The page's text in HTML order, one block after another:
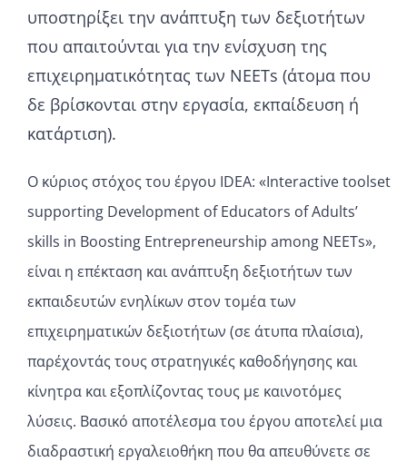
υποστηρίξει την ανάπτυξη των δεξιοτήτων
που απαιτούνται για την ενίσχυση της
επιχειρηματικότητας των NEETs (άτομα που
δε βρίσκονται στην εργασία, εκπαίδευση ή
κατάρτιση).
Ο κύριος στόχος του έργου IDEA: «Interactive toolset
supporting Development of Educators of Adults’
skills in Boosting Entrepreneurship among NEETs»,
είναι η επέκταση και ανάπτυξη δεξιοτήτων των
εκπαιδευτών ενηλίκων στον τομέα των
επιχειρηματικών δεξιοτήτων (σε άτυπα πλαίσια),
παρέχοντάς τους στρατηγικές καθοδήγησης και
κίνητρα και εξοπλίζοντας τους με καινοτόμες
λύσεις. Βασικό αποτέλεσμα του έργου αποτελεί μια
διαδραστική εργαλειοθήκη που θα απευθύνετε σε